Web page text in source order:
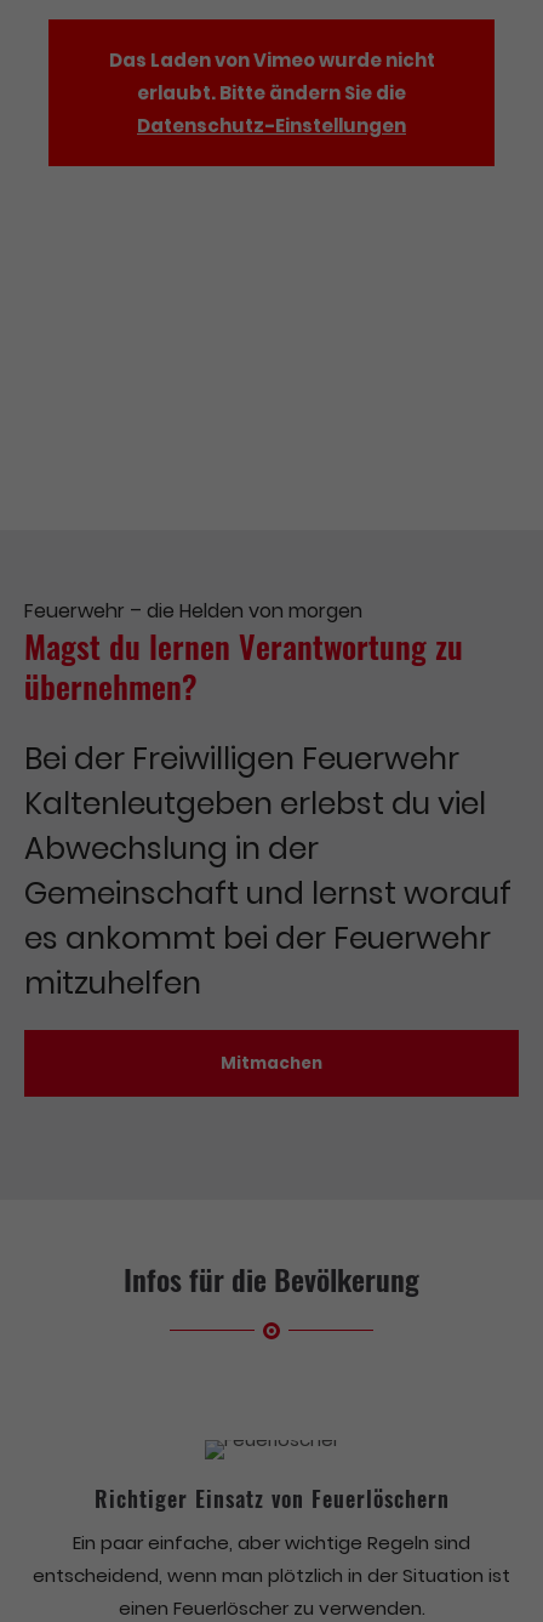
Das Laden von Vimeo wurde nicht
erlaubt. Bitte ändern Sie die
Datenschutz-Einstellungen
Feuerwehr – die Helden von morgen
Magst du lernen Verantwortung zu
übernehmen?
Bei der Freiwilligen Feuerwehr
Kaltenleutgeben erlebst du viel
Abwechslung in der
Gemeinschaft und lernst worauf
es ankommt bei der Feuerwehr
mitzuhelfen
Mitmachen
Infos für die Bevölkerung
Richtiger Einsatz von Feuerlöschern
Ein paar einfache, aber wichtige Regeln sind
entscheidend, wenn man plötzlich in der Situation ist
einen Feuerlöscher zu verwenden.